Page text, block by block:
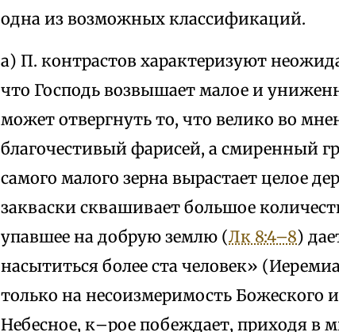
одна из возможных классификаций.
а) П. контрастов характеризуют
что Господь возвышает малое и
может отвергнуть то, что велико во
благочестивый фарисей, а смиренный
самого малого зерна вырастает целое
закваски сквашивает большое
упавшее на добрую землю (Лк 8:4–8)
насытиться более ста человек»
только на несоизмеримость Божеского
Небесное, к–рое побеждает, приходя в